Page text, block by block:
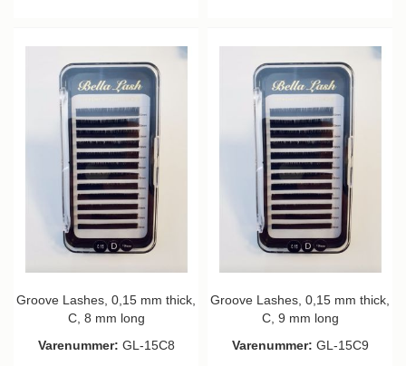
Groove Lashes, 0,15 mm thick,
C, 8 mm long
Varenummer: GL-15C8
Groove Lashes, 0,15 mm thick,
C, 9 mm long
Varenummer: GL-15C9